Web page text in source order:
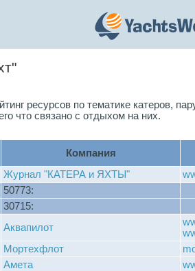
ресурсов по тематике катеров,
что связано с отдыхом на них.
Компания
Журнал "КАТЕРА и ЯХТЫ"
50773:
30715:
Аквапилот
Мортехфлот
Амета